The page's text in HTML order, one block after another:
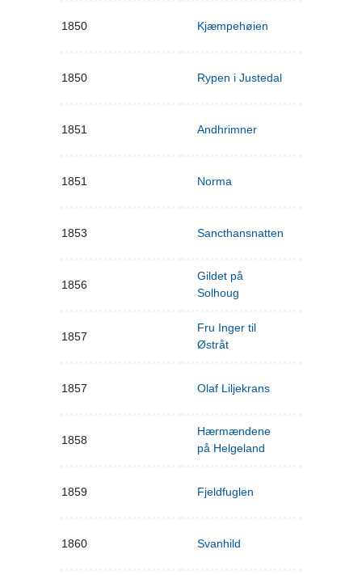
1850 Kjæmpehøien
1850 Rypen i Justedal
1851 Andhrimner
1851 Norma
1853 Sancthansnatten
1856
Gildet på
Solhoug
1857
Fru Inger til
Østråt
1857 Olaf Liljekrans
1858
Hærmændene
på Helgeland
1859 Fjeldfuglen
1860 Svanhild